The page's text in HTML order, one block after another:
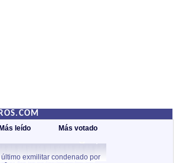
leído Más votado
exmilitar condenado por